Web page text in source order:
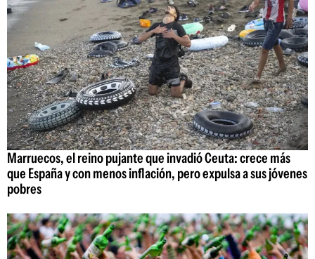
Marruecos, el reino pujante que invadió Ceuta: crece más
que España y con menos inflación, pero expulsa a sus jóvenes
pobres